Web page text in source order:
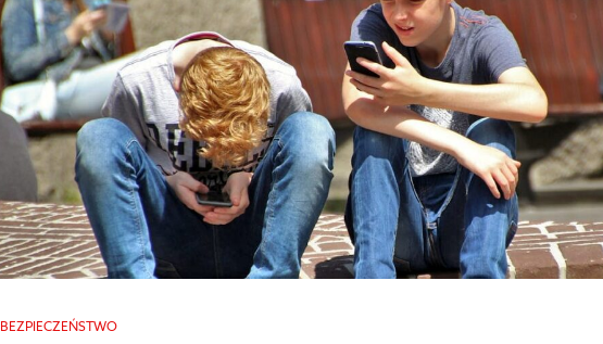
BEZPIECZEŃSTWO